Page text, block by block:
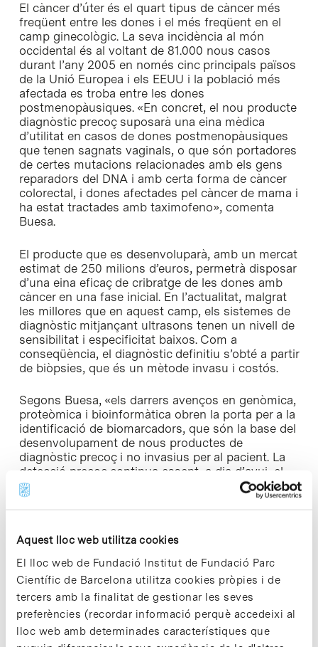
Aquest lloc web utilitza cookies
El lloc web de Fundació Institut de Fundació Parc
Científic de Barcelona utilitza cookies pròpies i de
tercers amb la finalitat de gestionar les seves
preferències (recordar informació perquè accedeixi al
lloc web amb determinades característiques que
El càncer d’úter és el quart tipus de càncer més
freqüent entre les dones i el més freqüent en el
camp ginecològic. La seva incidència al món
occidental és al voltant de 81.000 nous casos
durant l’any 2005 en només cinc principals països
de la Unió Europea i els EEUU i la població més
afectada es troba entre les dones
postmenopàusiques. «En concret, el nou producte
diagnòstic precoç suposarà una eina mèdica
d’utilitat en casos de dones postmenopàusiques
que tenen sagnats vaginals, o que són portadores
de certes mutacions relacionades amb els gens
reparadors del DNA i amb certa forma de càncer
colorectal, i dones afectades pel càncer de mama i
ha estat tractades amb taximofeno», comenta
Buesa.
El producte que es desenvoluparà, amb un mercat
estimat de 250 milions d’euros, permetrà disposar
d’una eina eficaç de cribratge de les dones amb
càncer en una fase inicial. En l’actualitat, malgrat
les millores que en aquest camp, els sistemes de
diagnòstic mitjançant ultrasons tenen un nivell de
sensibilitat i especificitat baixos. Com a
conseqüència, el diagnòstic definitiu s’obté a partir
de biòpsies, que és un mètode invasu i costós.
Segons Buesa, «els darrers avenços en genòmica,
proteòmica i bioinformàtica obren la porta per a la
identificació de biomarcadors, que són la base del
desenvolupament de nous productes de
diagnòstic precoç i no invasius per al pacient. La
detecció precoç continua essent, a dia d’avui, el
millor aliat de l’oncòleg i del cirurgià en el
tractament de la malaltia neoplàsica. La
col·laboració amb una empresa especialitzada i
mercat, com és Reig Jofre, és un reforç
fonamental en la nostra aposta estratègica per la
recerca en diagnòstic molecular».
Per a Ignasi Biosca, conseller delegat del Grup
Reig Jofré, «aquestes noves eines permeten
incrementar el diagnòstic precoç i amb això reduir